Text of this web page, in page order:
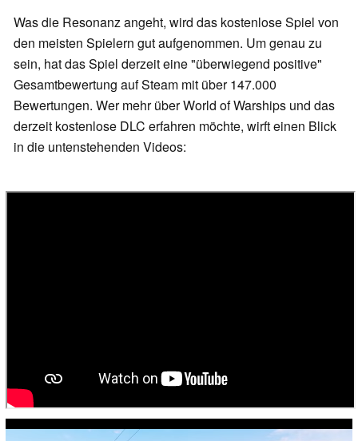
Was die Resonanz angeht, wird das kostenlose Spiel von
den meisten Spielern gut aufgenommen. Um genau zu
sein, hat das Spiel derzeit eine "überwiegend positive"
Gesamtbewertung auf Steam mit über 147.000
Bewertungen. Wer mehr über World of Warships und das
derzeit kostenlose DLC erfahren möchte, wirft einen Blick
in die untenstehenden Videos: